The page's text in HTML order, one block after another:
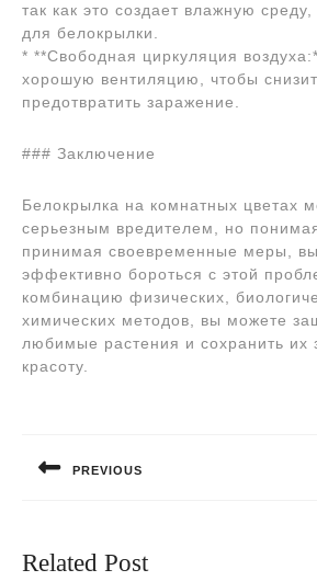
так как это создает влажную
для белокрылки.
* **Свободная циркуляция
хорошую вентиляцию, чтобы
предотвратить заражение.
### Заключение
Белокрылка на комнатных цветах
серьезным вредителем, но
принимая своевременные меры,
эффективно бороться с этой
комбинацию физических,
химических методов, вы можете
любимые растения и сохранить их
красоту.
записям
PREVIOUS
Related Post